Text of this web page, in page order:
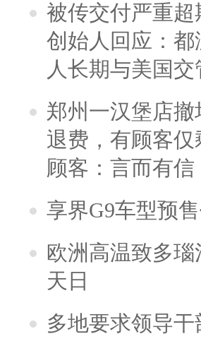
被传交付严重
创始人回应：
人长期与美国
郑州一汉堡店
退费，有顾客
顾客：言而有信
享界G9车型预
欧洲高温致多
天日
多地要求领导干